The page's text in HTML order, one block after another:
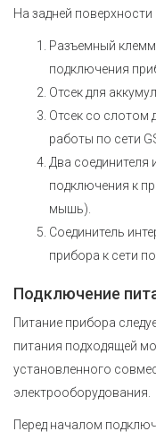
На задней
Разъемный
подключения
Отсек для
Отсек со слотом
работы по сети
Два соединителя
подключения к
мышь).
Соединитель
прибора к сети
Подключение
Питание прибора
питания подходящей
установленного
электрооборудования.
Перед началом